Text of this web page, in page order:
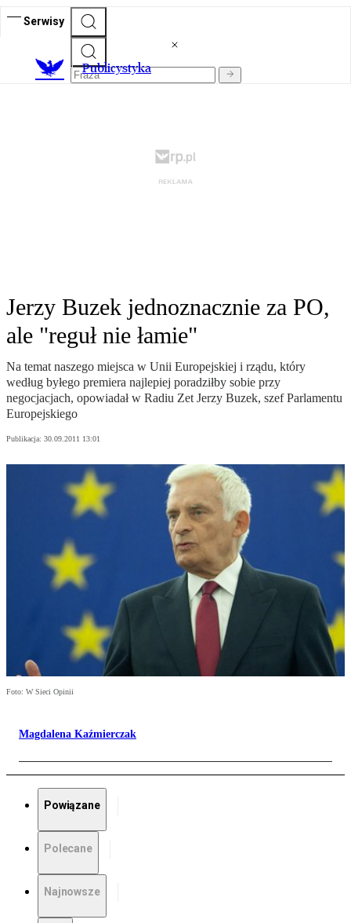
Serwisy
Publicystyka
Jerzy Buzek jednoznacznie za PO,
ale "reguł nie łamie"
Na temat naszego miejsca w Unii Europejskiej i rządu, który
według byłego premiera najlepiej poradziłby sobie przy
negocjacjach, opowiadał w Radiu Zet Jerzy Buzek, szef Parlamentu
Europejskiego
Publikacja: 30.09.2011 13:01
Foto: W Sieci Opinii
Magdalena Kaźmierczak
Powiązane
Polecane
Najnowsze